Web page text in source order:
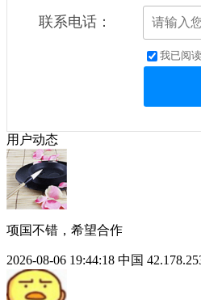
联系电话：
我已阅
用户动态
项国不错，希望合作
2026-08-06 19:44:18 中国